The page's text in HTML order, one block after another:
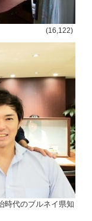
(16,122)
時代のブルネイ県知